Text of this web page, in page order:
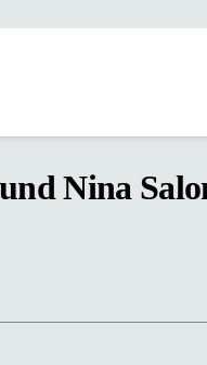
Nina